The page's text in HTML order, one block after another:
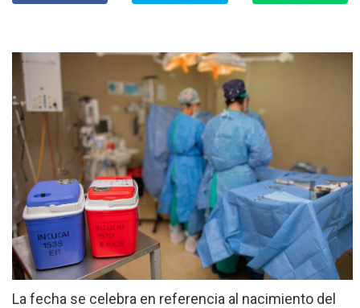
Economía
Espectáculos
»
Internacionales
Judiciales
»
Política
La fecha se celebra en referencia al nacimiento del